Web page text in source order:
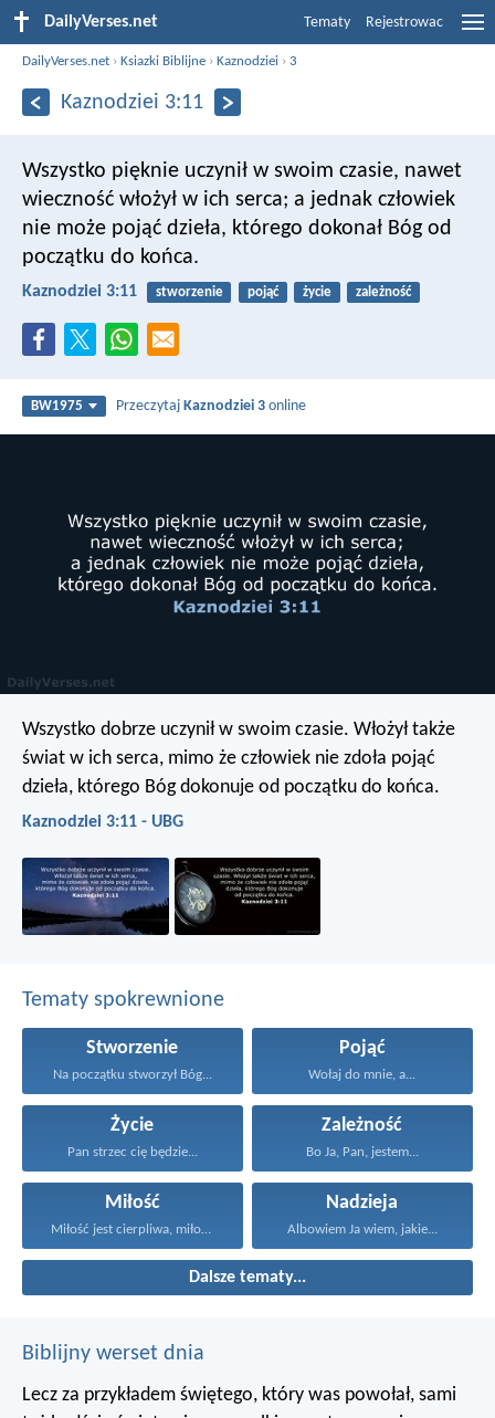
DailyVerses.net Tematy Rejestrowac
DailyVerses.net ›Ksiazki Biblijne ›Kaznodziei ›3
Kaznodziei 3:11
Wszystko pięknie uczynił w swoim czasie, nawet
wieczność włożył w ich serca; a jednak człowiek
nie może pojąć dzieła, którego dokonał Bóg od
początku do końca.
Kaznodziei 3:11 stworzenie pojąć życie zależność
BW1975 PrzeczytajKaznodziei 3 online
Wszystko dobrze uczynił w swoim czasie. Włożył także
świat w ich serca, mimo że człowiek nie zdoła pojąć
dzieła, którego Bóg dokonuje od początku do końca.
Kaznodziei 3:11 - UBG
Tematy spokrewnione
Stworzenie
Na początku stworzył Bóg...
Pojąć
Wołaj do mnie, a...
Życie
Pan strzec cię będzie...
Zależność
Bo Ja, Pan, jestem...
Miłość
Miłość jest cierpliwa, miłość...
Nadzieja
Albowiem Ja wiem, jakie...
Dalsze tematy...
Biblijny werset dnia
Lecz za przykładem świętego, który was powołał, sami